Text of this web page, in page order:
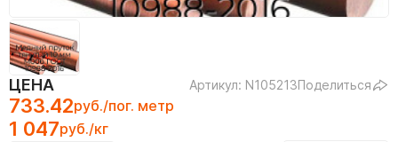
ЦЕНА Артикул: N105213Поделиться
733.42руб./пог. метр
1 047руб./кг